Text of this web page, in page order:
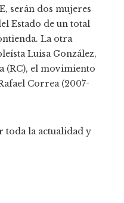
serán dos mujeres
Estado de un total
La otra
Luisa González,
(RC), el movimiento
Correa (2007-
toda la actualidad y